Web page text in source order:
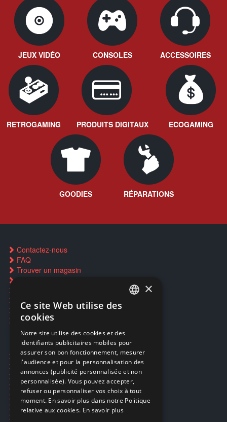
JEUX VIDÉO CONSOLES ACCESSOIRES
RETROGAMING PRODUITS DIGITAUX ECOGAMING
GOODIES RÉPARATIONS
Contactez-nous
FAQ
Trouver un magasin
Restauration CD griffés
Réparations & SAV
Smartpoints
Ecogaming
Expédition & retours
Confidentialité
Conditions générales
EA Sport UFC 6
Call of Duty: Modern Warfare 4
Rachat et revente de jeux en cash
ENGLISH
×
Ce site Web utilise des
cookies
Notre site utilise des cookies et des
identifiants publicitaires mobiles pour
assurer son bon fonctionnement, mesurer
l'audience et pour la personnalisation des
annonces (publicité personnalisée et non
personnalisée). Vous pouvez accepter,
refuser ou personnaliser vos choix à tout
moment. En savoir plus dans notre Politique
relative aux cookies. En savoir plus